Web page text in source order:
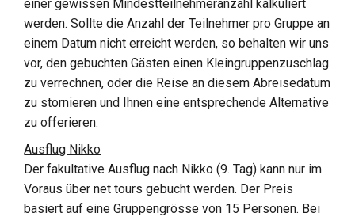
einer gewissen Mindestteilnehmeranzahl kalkuliert
werden. Sollte die Anzahl der Teilnehmer pro Gruppe an
einem Datum nicht erreicht werden, so behalten wir uns
vor, den gebuchten Gästen einen Kleingruppenzuschlag
zu verrechnen, oder die Reise an diesem Abreisedatum
zu stornieren und Ihnen eine entsprechende Alternative
zu offerieren.
Ausflug Nikko
Der fakultative Ausflug nach Nikko (9. Tag) kann nur im
Voraus über net tours gebucht werden. Der Preis
basiert auf eine Gruppengrösse von 15 Personen. Bei